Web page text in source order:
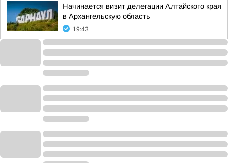
Начинается визит делегации Алтайского края
в Архангельскую область
19:43